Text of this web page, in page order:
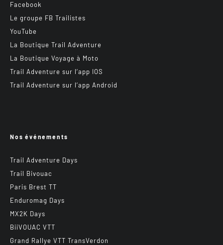
Facebook
Le groupe FB Trailistes
YouTube
La Boutique Trail Adventure
La Boutique Voyage à Moto
Trail Adventure sur l’app IOS
Trail Adventure sur l’app Android
Nos événements
Trail Adventure Days
Trail Bivouac
Paris Brest TT
Enduromag Days
MX2K Days
BiiVOUAC VTT
Grand Rallye VTT TransVerdon